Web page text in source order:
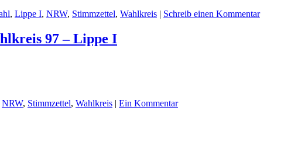
, Lippe I, NRW, Stimmzettel, Wahlkreis | Schreib einen Kommentar
97 – Lippe I
NRW, Stimmzettel, Wahlkreis | Ein Kommentar